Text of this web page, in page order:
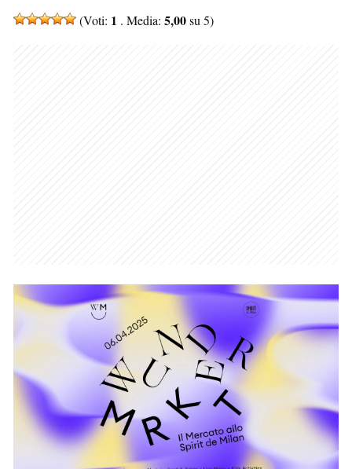
(Voti: 1 . Media: 5,00su 5)